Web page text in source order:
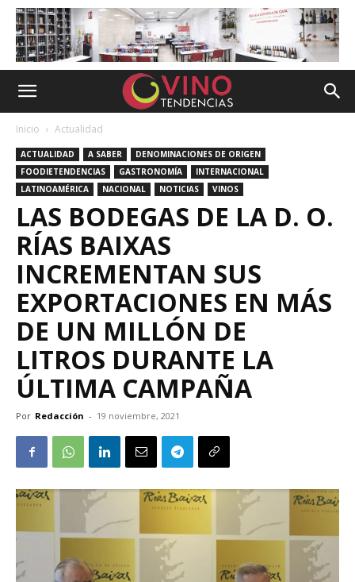
Inicio Actualidad
ACTUALIDAD A SABER
DENOMINACIONES DE ORIGEN
FOODIETENDENCIAS
GASTRONOMÍA
INTERNACIONAL
LATINOAMÉRICA
NACIONAL NOTICIAS VINOS
LAS BODEGAS DE LA D. O.
RÍAS BAIXAS
INCREMENTAN SUS
EXPORTACIONES EN MÁS
DE UN MILLÓN DE
LITROS DURANTE LA
ÚLTIMA CAMPAÑA
Por Redacción - 19 noviembre, 2021